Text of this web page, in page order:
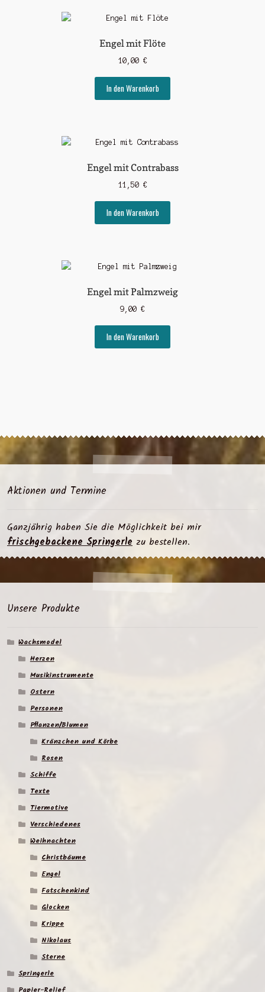
Engel mit Flöte
10,00 €
In den Warenkorb
Engel mit Contrabass
11,50 €
In den Warenkorb
Engel mit Palmzweig
9,00 €
In den Warenkorb
Aktionen und Termine
Ganzjährig haben Sie die Möglichkeit bei mir
frischgebackene Springerlezu bestellen.
Unsere Produkte
Wachsmodel
Herzen
Musikinstrumente
Ostern
Personen
Pflanzen/Blumen
Kränzchen und Körbe
Rosen
Schiffe
Texte
Tiermotive
Verschiedenes
Weihnachten
Christbäume
Engel
Fatschenkind
Glocken
Krippe
Nikolaus
Sterne
Springerle